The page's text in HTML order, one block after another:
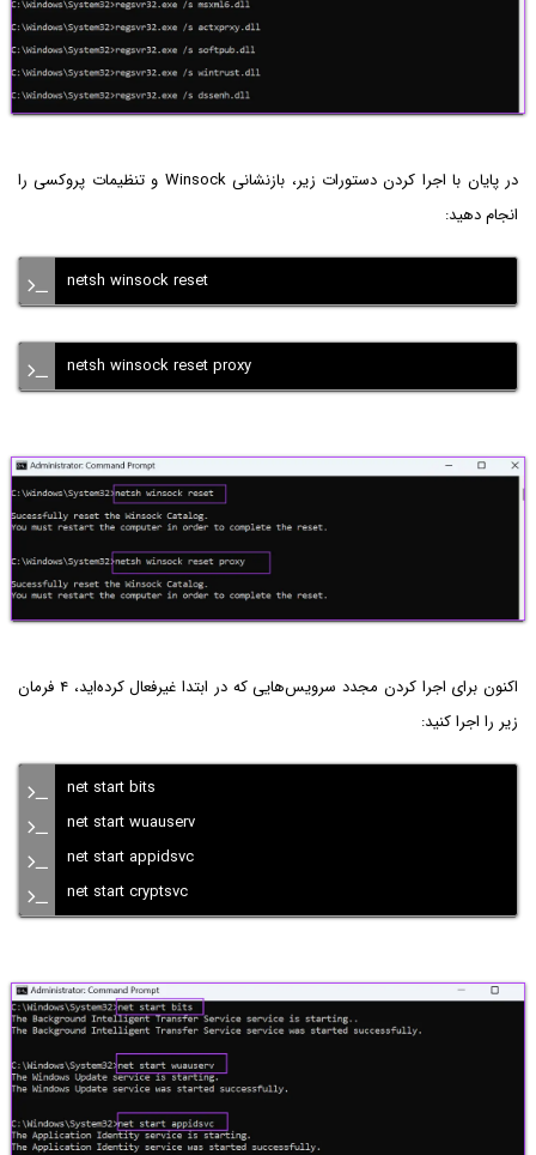
در پایان با اجرا کردن دستورات زیر، بازنشانی Winsock و تنظیمات پروکسی را
انجام دهید:
netsh winsock reset
netsh winsock reset proxy
اکنون برای اجرا کردن مجدد سرویس‌هایی که در ابتدا غیرفعال کرده‌اید، ۴ فرمان
زیر را اجرا کنید:
net start bits
net start wuauserv
net start appidsvc
net start cryptsvc